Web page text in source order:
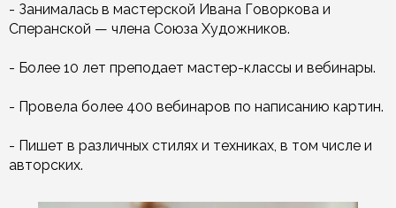
- Занималась в мастерской Ивана Говоркова и
Сперанской — члена Союза Художников.
- Более 10 лет преподает мастер-классы и вебинары.
- Провела более 400 вебинаров по написанию картин.
- Пишет в различных стилях и техниках, в том числе и
авторских.